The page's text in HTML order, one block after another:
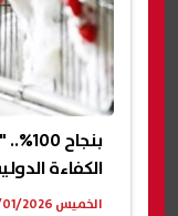
الكفاءة
الخميس 15/01/2026 10:40 ص